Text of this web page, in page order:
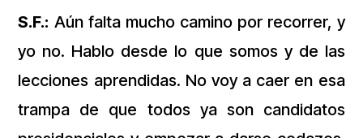
S.F.: Aún falta mucho camino por recorrer, y
yo no. Hablo desde lo que somos y de las
lecciones aprendidas. No voy a caer en esa
trampa de que todos ya son candidatos